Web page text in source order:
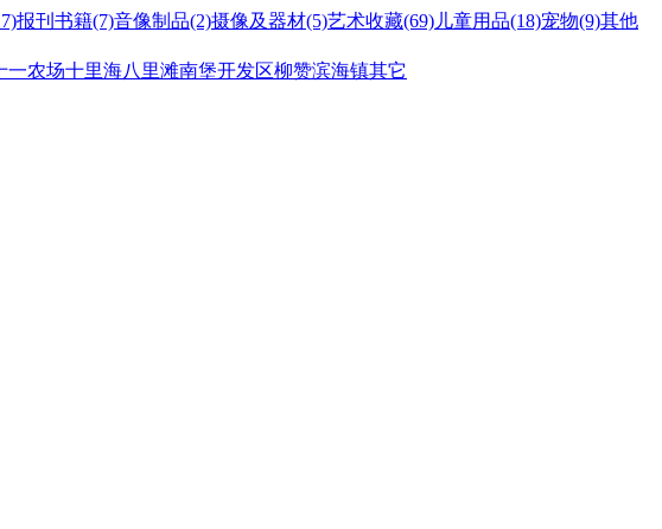
报刊书籍(7)音像制品(2)摄像及器材(5)艺术收藏(69) 儿童用品(18)宠物(9)其他
一农场十里海八里滩南堡开发区柳赞滨海镇其它